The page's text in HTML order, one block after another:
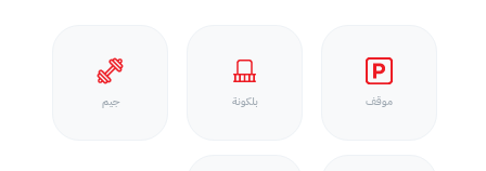
موقف بلكونة جيم